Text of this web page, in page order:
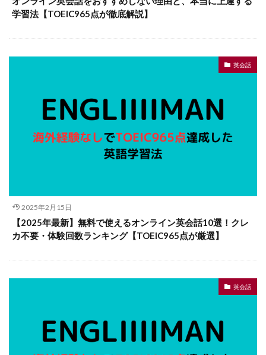
学習法【TOEIC965点が徹底解説】
英会話
2025年2月15日
【2025年最新】無料で使えるオンライン英会話10選！クレ
カ不要・体験回数ランキング【TOEIC965点が厳選】
英会話